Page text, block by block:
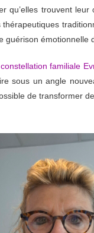
qu’elles trouvent
guérison émotionnelle
constellation familiale
sous un angle
de transformer